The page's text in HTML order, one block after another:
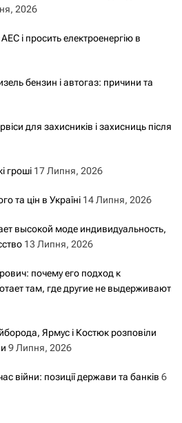
2026
і просить електроенергію в
бензин і автогаз: причини та
для захисників і захисниць після
гроші 17 Липня, 2026
та цін в Україні 14 Липня, 2026
высокой моде индивидуальность,
13 Липня, 2026
почему его подход к
там, где другие не выдерживают
Ярмус і Костюк розповіли
9 Липня, 2026
війни: позиції держави та банків 6